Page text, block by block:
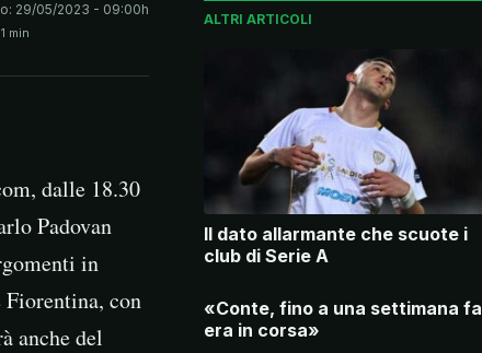
29/05/2023 - 09:00h
min
dalle 18.30
Padovan
in
con
anche del
ALTRI ARTICOLI
Il dato allarmante che scuote i
club di Serie A
«Conte, fino a una settimana fa
era in corsa»